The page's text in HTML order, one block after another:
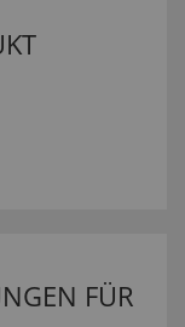
FÜR